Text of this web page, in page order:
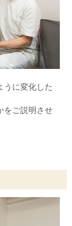
うに変化した
をご説明させ